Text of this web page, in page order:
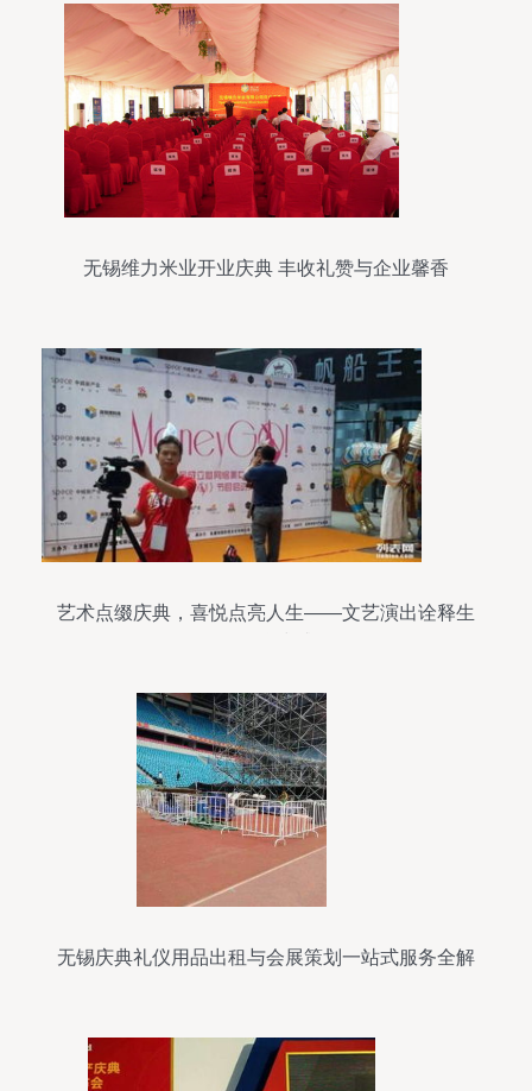
无锡维力米业开业庆典 丰收礼赞与企业馨香
艺术点缀庆典，喜悦点亮人生——文艺演出诠释生
无锡庆典礼仪用品出租与会展策划一站式服务全解